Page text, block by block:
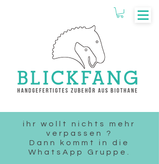
ihr wollt nichts mehr
verpassen ?
Dann kommt in die
WhatsApp Gruppe.